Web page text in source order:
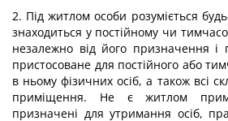
2. Під житлом особи розуміється
знаходиться у постійному чи
незалежно від його призначення і
пристосоване для постійного або
в ньому фізичних осіб, а також всі
приміщення. Не є житлом
призначені для утримання осіб,